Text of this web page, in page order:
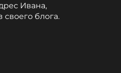
Ивана,
блога.